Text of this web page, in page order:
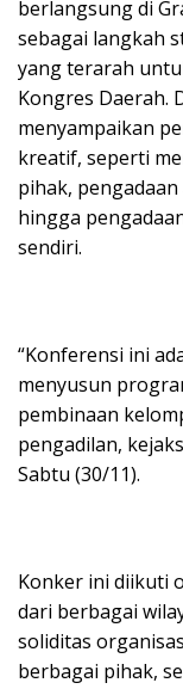
berlangsung di
sebagai langkah
yang terarah
Kongres Daerah.
menyampaikan
kreatif, seperti
pihak,
hingga
sendiri.
“Konferensi ini
menyusun
pembinaan
pengadilan,
Sabtu (30/11).
Konker ini diikuti
dari berbagai
soliditas
berbagai pihak,